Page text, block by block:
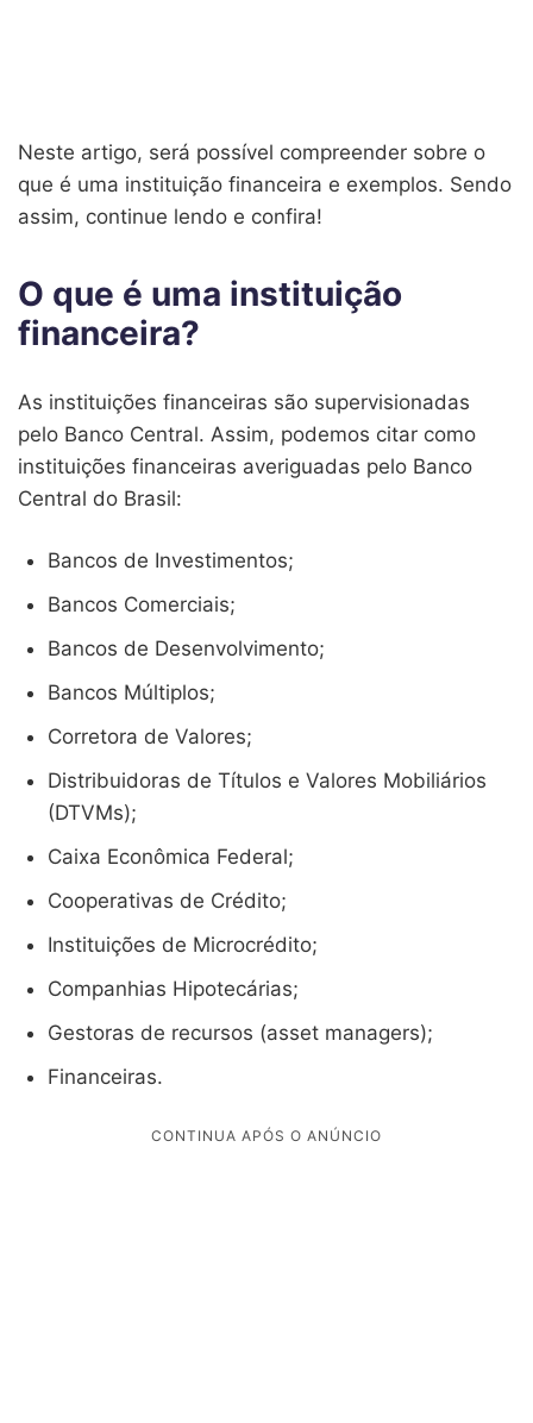
Neste artigo, será possível compreender sobre o
que é uma instituição financeira e exemplos. Sendo
assim, continue lendo e confira!
O que é uma instituição
financeira?
As instituições financeiras são supervisionadas
pelo Banco Central. Assim, podemos citar como
instituições financeiras averiguadas pelo Banco
Central do Brasil:
Bancos de Investimentos;
Bancos Comerciais;
Bancos de Desenvolvimento;
Bancos Múltiplos;
Corretora de Valores;
Distribuidoras de Títulos e Valores Mobiliários
(DTVMs);
Caixa Econômica Federal;
Cooperativas de Crédito;
Instituições de Microcrédito;
Companhias Hipotecárias;
Gestoras de recursos (asset managers);
Financeiras.